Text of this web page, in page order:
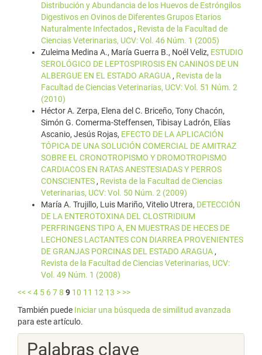
Distribución y Abundancia de los Huevos de Estróngilos
Digestivos en Ovinos de Diferentes Grupos Etarios
Naturalmente Infectados , Revista de la Facultad de
Ciencias Veterinarias, UCV: Vol. 46 Núm. 1 (2005)
Zuleima Medina A., María Guerra B., Noél Veliz, ESTUDIO
SEROLÓGICO DE LEPTOSPIROSIS EN CANINOS DE UN
ALBERGUE EN EL ESTADO ARAGUA , Revista de la
Facultad de Ciencias Veterinarias, UCV: Vol. 51 Núm. 2
(2010)
Héctor A. Zerpa, Elena del C. Briceño, Tony Chacón,
Simón G. Comerma-Steffensen, Tibisay Ladrón, Elías
Ascanio, Jesús Rojas, EFECTO DE LA APLICACIÓN
TÓPICA DE UNA SOLUCIÓN COMERCIAL DE AMITRAZ
SOBRE EL CRONOTROPISMO Y DROMOTROPISMO
CARDIACOS EN RATAS ANESTESIADAS Y PERROS
CONSCIENTES , Revista de la Facultad de Ciencias
Veterinarias, UCV: Vol. 50 Núm. 2 (2009)
María A. Trujillo, Luis Mariño, Vitelio Utrera, DETECCIÓN
DE LA ENTEROTOXINA DEL CLOSTRIDIUM
PERFRINGENS TIPO A, EN MUESTRAS DE HECES DE
LECHONES LACTANTES CON DIARREA PROVENIENTES
DE GRANJAS PORCINAS DEL ESTADO ARAGUA ,
Revista de la Facultad de Ciencias Veterinarias, UCV:
Vol. 49 Núm. 1 (2008)
<< < 4 5 678 9 10 11 12 13 > >>
También puede Iniciar una búsqueda de similitud avanzada
para este artículo.
Palabras clave